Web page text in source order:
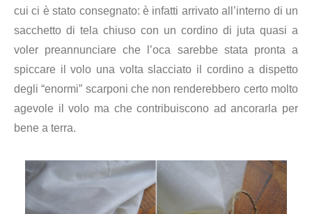
cui ci è stato consegnato: è infatti arrivato all’interno di un
sacchetto di tela chiuso con un cordino di juta quasi a
voler preannunciare che l’oca sarebbe stata pronta a
spiccare il volo una volta slacciato il cordino a dispetto
degli “enormi” scarponi che non renderebbero certo molto
agevole il volo ma che contribuiscono ad ancorarla per
bene a terra.